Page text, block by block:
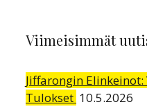
Viimeisimmät
Jiffarongin Elinkeinot:
Tulokset 10.5.2026